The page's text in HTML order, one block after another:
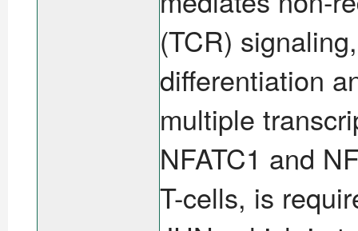
(TCR)
differentiation
multiple
NFATC1 and
T-cells, is